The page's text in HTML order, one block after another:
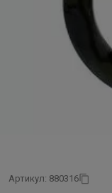
Артикул: 880316